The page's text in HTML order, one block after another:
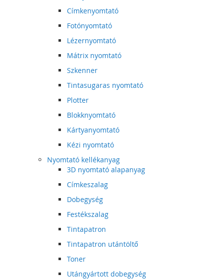
Címkenyomtató
Fotónyomtató
Lézernyomtató
Mátrix nyomtató
Szkenner
Tintasugaras nyomtató
Plotter
Blokknyomtató
Kártyanyomtató
Kézi nyomtató
Nyomtató kellékanyag
3D nyomtató alapanyag
Címkeszalag
Dobegység
Festékszalag
Tintapatron
Tintapatron utántöltő
Toner
Utángyártott dobegység